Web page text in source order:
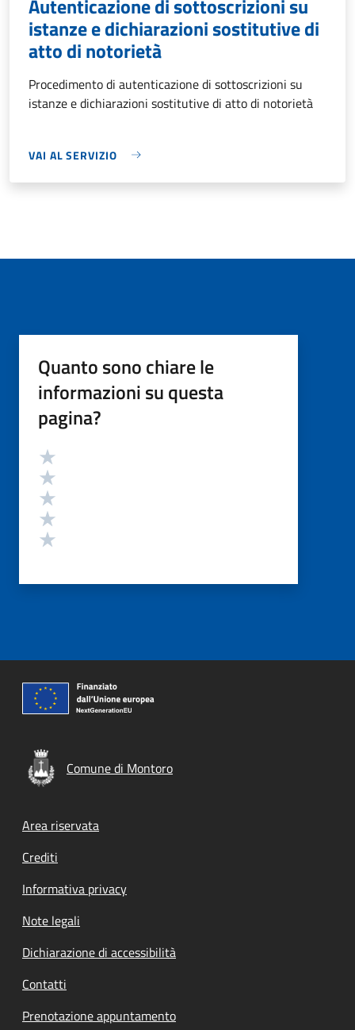
Autenticazione di sottoscrizioni su
istanze e dichiarazioni sostitutive di
atto di notorietà
Procedimento di autenticazione di sottoscrizioni su
istanze e dichiarazioni sostitutive di atto di notorietà
VAI AL SERVIZIO
Quanto sono chiare le
informazioni su questa
pagina?
Valutazione
Comune di Montoro
Footer menu
Area riservata
Crediti
Informativa privacy
Note legali
Dichiarazione di accessibilità
Contatti
Prenotazione appuntamento